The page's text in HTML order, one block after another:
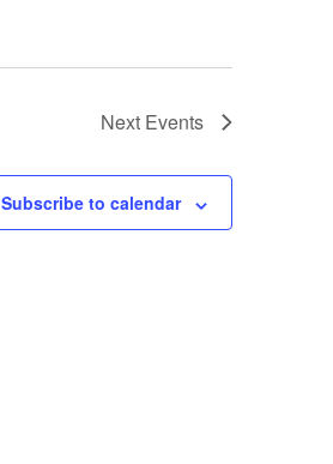
Next Events
Subscribe to calendar